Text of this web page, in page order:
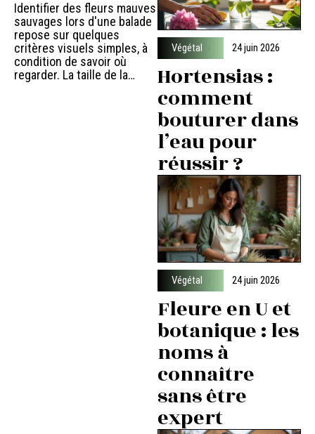
Identifier des fleurs mauves
sauvages lors d'une balade
repose sur quelques
critères visuels simples, à
condition de savoir où
regarder. La taille de la…
Végétal 24 juin 2026
Hortensias :
comment
bouturer dans
l’eau pour
réussir ?
Végétal 24 juin 2026
Fleure en U et
botanique : les
noms à
connaître
sans être
expert